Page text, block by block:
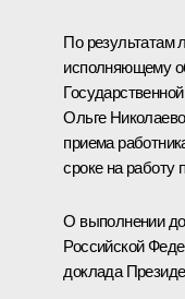
По результатам
исполняющему
Ольге
приема
сроке на работу
О выполнении
Российской
доклада